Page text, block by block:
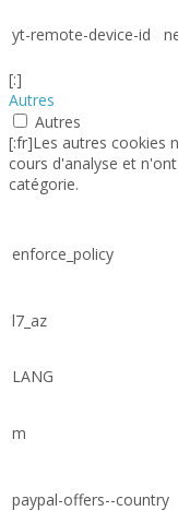
yt-remote-device-id
[:]
Autres
Autres
[:fr]Les autres cookies
cours d'analyse et
catégorie.
enforce_policy
l7_az
LANG
m
paypal-offers--country